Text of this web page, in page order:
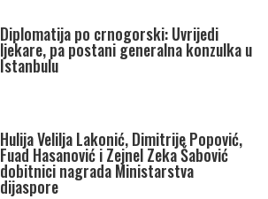
Diplomatija po crnogorski: Uvrijedi
ljekare, pa postani generalna konzulka u
Istanbulu
Hulija Velilja Lakonić, Dimitrije Popović,
Fuad Hasanović i Zejnel Zeka Šabović
dobitnici nagrada Ministarstva
dijaspore